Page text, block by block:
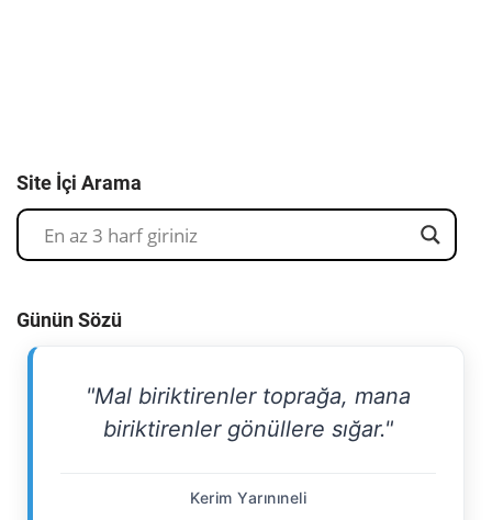
Site İçi Arama
Günün Sözü
"Mal biriktirenler toprağa, mana
biriktirenler gönüllere sığar."
Kerim Yarınıneli